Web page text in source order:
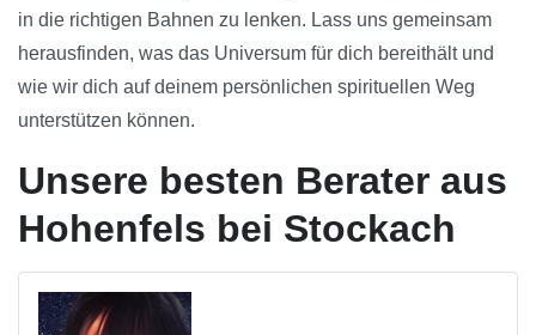
in die richtigen Bahnen zu lenken. Lass uns gemeinsam
herausfinden, was das Universum für dich bereithält und
wie wir dich auf deinem persönlichen spirituellen Weg
unterstützen können.
Unsere besten Berater aus
Hohenfels bei Stockach